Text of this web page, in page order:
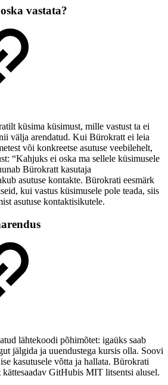
vastata?
küsima küsimust, mille vastust ta ei
välja arendatud. Kui Bürokratt ei leia
või konkreetse asutuse veebilehelt,
“Kahjuks ei oska ma sellele küsimusele
Bürokratt kasutaja
asutuse kontakte. Bürokrati eesmärk
kui vastus küsimusele pole teada, siis
asutuse kontaktisikutele.
lähtekoodi põhimõtet: igaüks saab
jälgida ja uuendustega kursis olla. Soovi
kasutusele võtta ja hallata. Bürokrati
GitHubis MIT litsentsi alusel.